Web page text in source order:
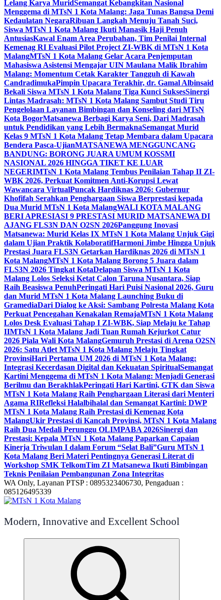
Lelang Karya MuridSemangat Kebangkitan Nasional
Menggema di MTsN 1 Kota Malang: Jaga Tunas Bangsa Demi
Kedaulatan NegaraRibuan Langkah Menuju Tanah Suci,
Siswa MTsN 1 Kota Malang Ikuti Manasik Haji Penuh
AntusiasKawal Enam Area Perubahan, Tim Penilai Internal
Kemenag RI Evaluasi Pilot Project ZI-WBK di MTsN 1 Kota
MalangMTsN 1 Kota Malang Gelar Acara Penjemputan
Mahasiswa Asistensi Mengajar UIN Maulana Malik Ibrahim
Malang: Momentum Cetak Karakter Tangguh di Kawah
CandradimukaPimpin Upacara Terakhir, dr. Gamal Albinsaid
Bekali Siswa MTsN 1 Kota Malang Tiga Kunci SuksesSinergi
Lintas Madrasah: MTsN 1 Kota Malang Sambut Studi Tiru
Pengelolaan Layanan Bimbingan dan Konseling dari MTsN
Kota BogorMatsanewa Berbagi Karya Seni, Dari Madrasah
untuk Pendidikan yang Lebih BermaknaSemangat Murid
Kelas 9 MTsN 1 Kota Malang Tetap Membara dalam Upacara
Bendera Pasca-UjianMATSANEWA MENGGUNCANG
BANDUNG: BORONG JUARA UMUM KOSSMI
NASIONAL 2026 HINGGA TIKET KE LUAR
NEGERIMTsN 1 Kota Malang Tembus Penilaian Tahap II ZI-
WBK 2026, Perkuat Komitmen Anti-Korupsi Lewat
Wawancara VirtualPuncak Hardiknas 2026: Gubernur
Khofifah Serahkan Penghargaan Siswa Berprestasi kepada
Dua Murid MTsN 1 Kota MalangWALI KOTA MALANG
BERI APRESIASI 9 PRESTASI MURID MATSANEWA DI
AJANG FLS3N DAN O2SN 2026Panggung Inovasi
Matsanewa: Murid Kelas IX MTsN 1 Kota Malang Unjuk Gigi
dalam Ujian Praktik KolaboratifHarmoni Jimbe Hingga Unjuk
Prestasi Juara FLS3N Getarkan Hardiknas 2026 di MTsN 1
Kota MalangMTsN 1 Kota Malang Borong 5 Juara dalam
FLS3N 2026 Tingkat KotaDelapan Siswa MTsN 1 Kota
Malang Lolos Seleksi Ketat Calon Taruna Nusantara, Siap
Raih Beasiswa PenuhPeringati Hari Puisi Nasional 2026, Guru
dan Murid MTsN 1 Kota Malang Launching Buku di
GramediaDari Dialog ke Aksi: Sambang Polresta Malang Kota
Perkuat Pencegahan Kenakalan RemajaMTsN 1 Kota Malang
Lolos Desk Evaluasi Tahap I ZI-WBK, Siap Melaju ke Tahap
IIMTsN 1 Kota Malang Jadi Tuan Rumah Kejurkot Catur
2026 Piala Wali Kota MalangGemuruh Prestasi di Arena O2SN
2026: Satu Atlet MTsN 1 Kota Malang Melaju Tingkat
ProvinsiHari Pertama UM 2026 di MTsN 1 Kota Malang:
Integrasi Kecerdasan Digital dan Kekuatan SpiritualSemangat
Kartini Menggema di MTsN 1 Kota Malang: Menjadi Generasi
Berilmu dan BerakhlakPeringati Hari Kartini, GTK dan Siswa
MTsN 1 Kota Malang Raih Penghargaan Literasi dari Menteri
Agama RIRefleksi Halalbihalal dan Semangat Kartini: DWP
MTsN 1 Kota Malang Raih Prestasi di Kemenag Kota
MalangUkir Prestasi di Kancah Provinsi, MTsN 1 Kota Malang
Raih Dua Medali Perunggu OLIMPABA 2026Sinergi dan
Prestasi: Kepala MTsN 1 Kota Malang Paparkan Capaian
Kinerja Triwulan I dalam Forum “Selat Bali”Guru MTsN 1
Kota Malang Beri Materi Pentingnya Generasi Literat di
Workshop SMK TelkomTim ZI Matsanewa Ikuti Bimbingan
Teknis Penilaian Pembangunan Zona Integritas
WA Only, Layanan PTSP : 0895323406730, Pengaduan :
085126495339
Modern, Innovative and Excellent School